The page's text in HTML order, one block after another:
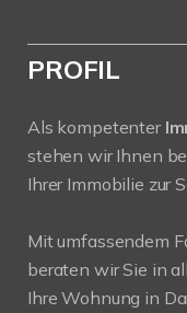
PROFIL
Als kompetenter
stehen wir Ihnen
Ihrer Immobilie zur
Mit umfassendem
beraten wir Sie in
Ihre Wohnung in